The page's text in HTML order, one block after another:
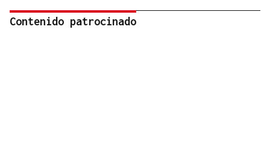
Contenido patrocinado